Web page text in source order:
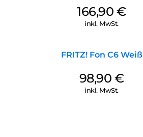
166,90€
inkl. MwSt.
FRITZ! Fon C6 Weiß
98,90 €
inkl. MwSt.